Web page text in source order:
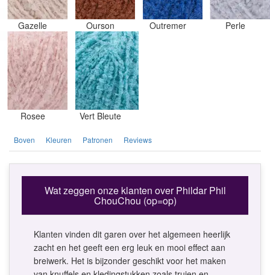
Gazelle Ourson Outremer Perle
Rosee Vert Bleute
Boven Kleuren Patronen Reviews
Wat zeggen onze klanten over Phildar Phil
ChouChou (op=op)
Klanten vinden dit garen over het algemeen heerlijk
zacht en het geeft een erg leuk en mooi effect aan
breiwerk. Het is bijzonder geschikt voor het maken